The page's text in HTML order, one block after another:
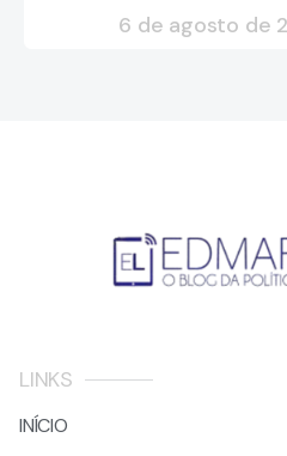
6 de agosto de
LINKS
INÍCIO